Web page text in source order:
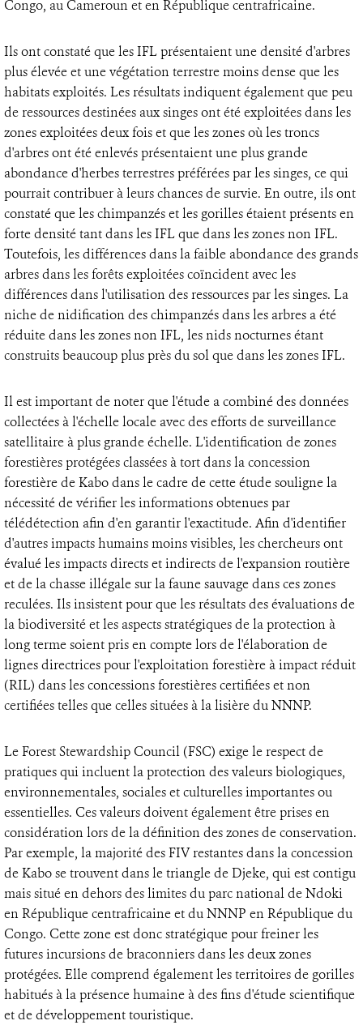
Congo, au Cameroun et en République centrafricaine.
Ils ont constaté que les IFL présentaient une densité d'arbres
plus élevée et une végétation terrestre moins dense que les
habitats exploités. Les résultats indiquent également que peu
de ressources destinées aux singes ont été exploitées dans les
zones exploitées deux fois et que les zones où les troncs
d'arbres ont été enlevés présentaient une plus grande
abondance d'herbes terrestres préférées par les singes, ce qui
pourrait contribuer à leurs chances de survie. En outre, ils ont
constaté que les chimpanzés et les gorilles étaient présents en
forte densité tant dans les IFL que dans les zones non IFL.
Toutefois, les différences dans la faible abondance des grands
arbres dans les forêts exploitées coïncident avec les
différences dans l'utilisation des ressources par les singes. La
niche de nidification des chimpanzés dans les arbres a été
réduite dans les zones non IFL, les nids nocturnes étant
construits beaucoup plus près du sol que dans les zones IFL.
Il est important de noter que l'étude a combiné des données
collectées à l'échelle locale avec des efforts de surveillance
satellitaire à plus grande échelle. L'identification de zones
forestières protégées classées à tort dans la concession
forestière de Kabo dans le cadre de cette étude souligne la
nécessité de vérifier les informations obtenues par
télédétection afin d'en garantir l'exactitude. Afin d'identifier
d'autres impacts humains moins visibles, les chercheurs ont
évalué les impacts directs et indirects de l'expansion routière
et de la chasse illégale sur la faune sauvage dans ces zones
reculées. Ils insistent pour que les résultats des évaluations de
la biodiversité et les aspects stratégiques de la protection à
long terme soient pris en compte lors de l'élaboration de
lignes directrices pour l'exploitation forestière à impact réduit
(RIL) dans les concessions forestières certifiées et non
certifiées telles que celles situées à la lisière du NNNP.
Le Forest Stewardship Council (FSC) exige le respect de
pratiques qui incluent la protection des valeurs biologiques,
environnementales, sociales et culturelles importantes ou
essentielles. Ces valeurs doivent également être prises en
considération lors de la définition des zones de conservation.
Par exemple, la majorité des FIV restantes dans la concession
de Kabo se trouvent dans le triangle de Djeke, qui est contigu
mais situé en dehors des limites du parc national de Ndoki
en République centrafricaine et du NNNP en République du
Congo. Cette zone est donc stratégique pour freiner les
futures incursions de braconniers dans les deux zones
protégées. Elle comprend également les territoires de gorilles
habitués à la présence humaine à des fins d'étude scientifique
et de développement touristique.